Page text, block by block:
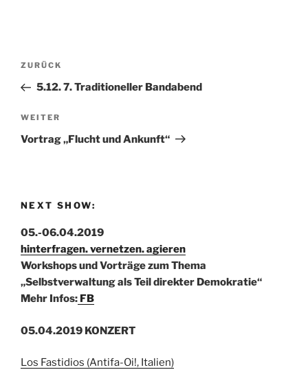
Beitragsnavigation
Vorheriger
Beitrag
ZURÜCK
5.12. 7. Traditioneller Bandabend
Nächster
Beitrag
WEITER
Vortrag „Flucht und Ankunft“
NEXT SHOW:
05.-06.04.2019
hinterfragen. vernetzen. agieren
Workshops und Vorträge zum Thema
„Selbstverwaltung als Teil direkter Demokratie“
Mehr Infos: FB
05.04.2019 KONZERT
Los Fastidios (Antifa-Oi!, Italien)